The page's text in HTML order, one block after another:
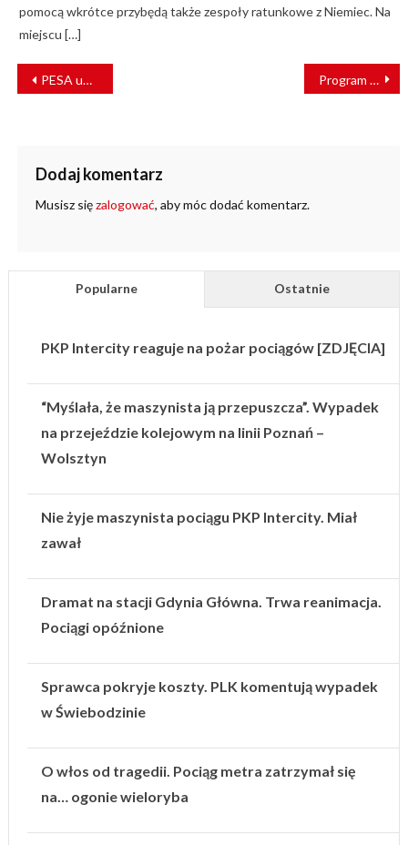
pomocą wkrótce przybędą także zespoły ratunkowe z Niemiec. Na
miejscu […]
NAWIGACJA
WPISU
PESA unowocześni wagony PKP Intercity Program Gateway – wymiana mostu Portal Bridge z 1910 roku
Dodaj komentarz
Musisz sięzalogować, aby móc dodać komentarz.
Popularne Ostatnie
PKP Intercity reaguje na pożar pociągów [ZDJĘCIA]
“Myślała, że maszynista ją przepuszcza”. Wypadek
na przejeździe kolejowym na linii Poznań –
Wolsztyn
Nie żyje maszynista pociągu PKP Intercity. Miał
zawał
Dramat na stacji Gdynia Główna. Trwa reanimacja.
Pociągi opóźnione
Sprawca pokryje koszty. PLK komentują wypadek
w Świebodzinie
O włos od tragedii. Pociąg metra zatrzymał się
na… ogonie wieloryba